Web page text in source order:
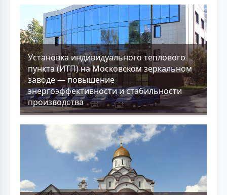
Установка индивидуального теплового
пункта (ИТП) на Московском зеркальном
заводе — повышение
энергоэффективности и стабильности
производства